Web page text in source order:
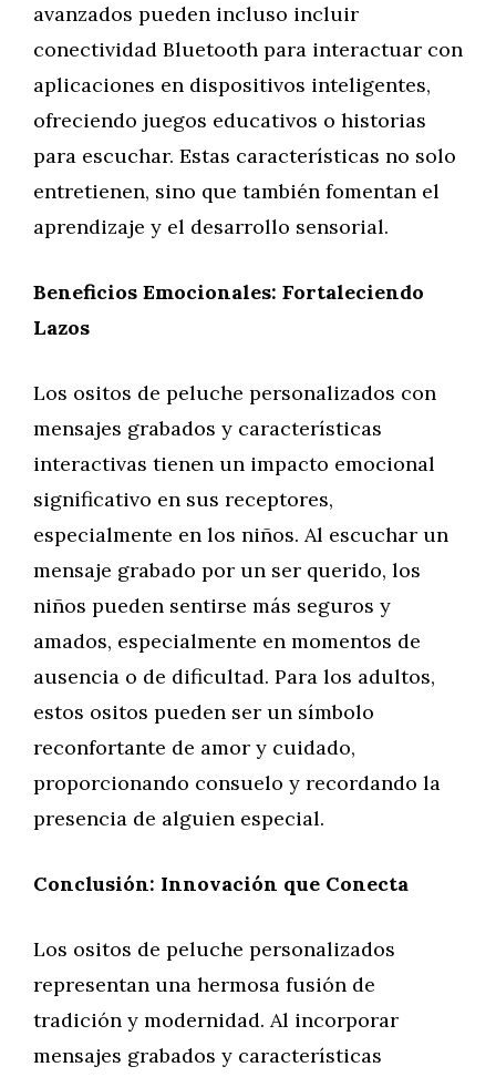
avanzados pueden incluso incluir
conectividad Bluetooth para interactuar con
aplicaciones en dispositivos inteligentes,
ofreciendo juegos educativos o historias
para escuchar. Estas características no solo
entretienen, sino que también fomentan el
aprendizaje y el desarrollo sensorial.
Beneficios Emocionales: Fortaleciendo
Lazos
Los ositos de peluche personalizados con
mensajes grabados y características
interactivas tienen un impacto emocional
significativo en sus receptores,
especialmente en los niños. Al escuchar un
mensaje grabado por un ser querido, los
niños pueden sentirse más seguros y
amados, especialmente en momentos de
ausencia o de dificultad. Para los adultos,
estos ositos pueden ser un símbolo
reconfortante de amor y cuidado,
proporcionando consuelo y recordando la
presencia de alguien especial.
Conclusión: Innovación que Conecta
Los ositos de peluche personalizados
representan una hermosa fusión de
tradición y modernidad. Al incorporar
mensajes grabados y características